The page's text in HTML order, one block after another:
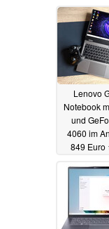
Lenovo
Notebook
und
4060 im
849 Euro